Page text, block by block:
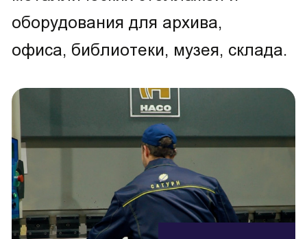
оборудования для архива,
офиса, библиотеки, музея, склада.